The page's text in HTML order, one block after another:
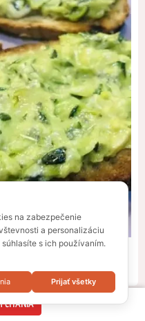
ČÍTANIA
na zabezpečenie
a personalizáciu
s ich používaním.
Prijať všetky